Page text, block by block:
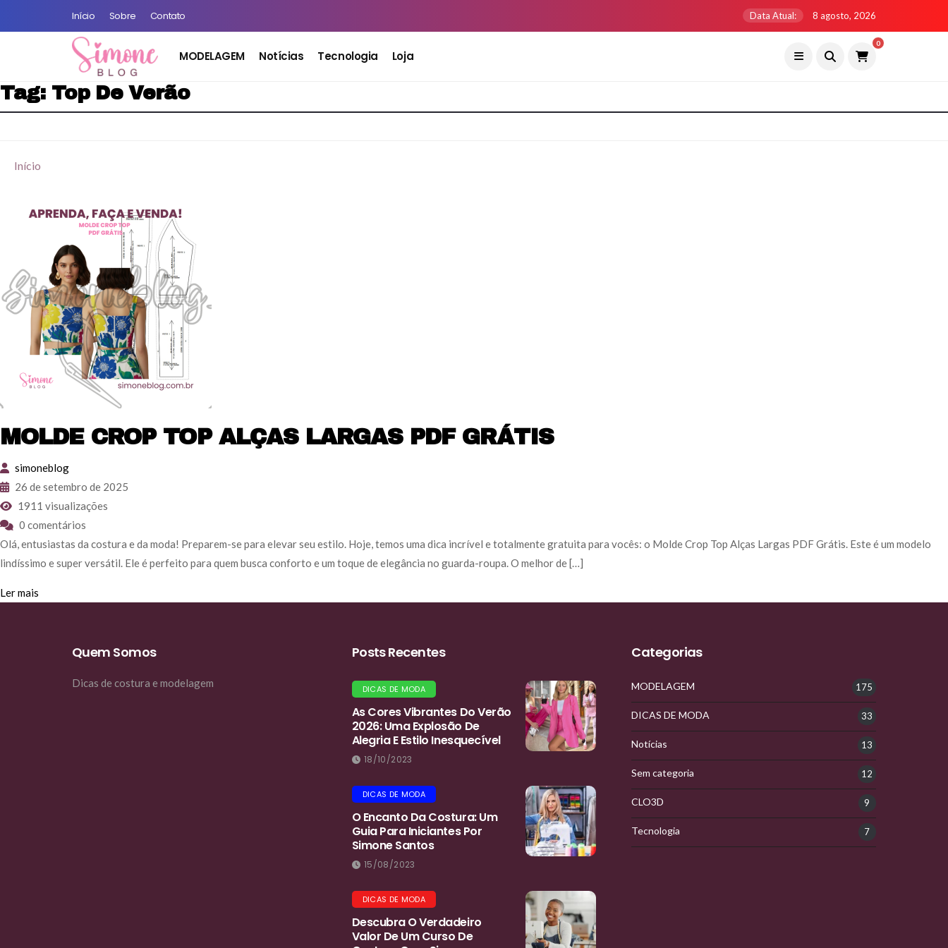
Início Sobre Contato Data Atual: 8 agosto, 2026
MODELAGEM Notícias Tecnologia Loja
0
Tag: Top De Verão
Início
MOLDE CROP TOP ALÇAS LARGAS PDF GRÁTIS
simoneblog
26 de setembro de 2025
1911 visualizações
0 comentários
Olá, entusiastas da costura e da moda! Preparem-se para elevar seu estilo. Hoje, temos uma dica incrível e totalmente gratuita para vocês: o Molde Crop Top Alças Largas PDF Grátis. Este é um modelo
lindíssimo e super versátil. Ele é perfeito para quem busca conforto e um toque de elegância no guarda-roupa. O melhor de […]
Ler mais
Quem Somos
Dicas de costura e modelagem
Posts Recentes
DICAS DE MODA
As Cores Vibrantes Do Verão
2026: Uma Explosão De
Alegria E Estilo Inesquecível
18/10/2023
DICAS DE MODA
O Encanto Da Costura: Um
Guia Para Iniciantes Por
Simone Santos
15/08/2023
DICAS DE MODA
Descubra O Verdadeiro
Valor De Um Curso De
Categorias
MODELAGEM 175
DICAS DE MODA 33
Notícias 13
Sem categoria 12
CLO3D 9
Tecnologia 7